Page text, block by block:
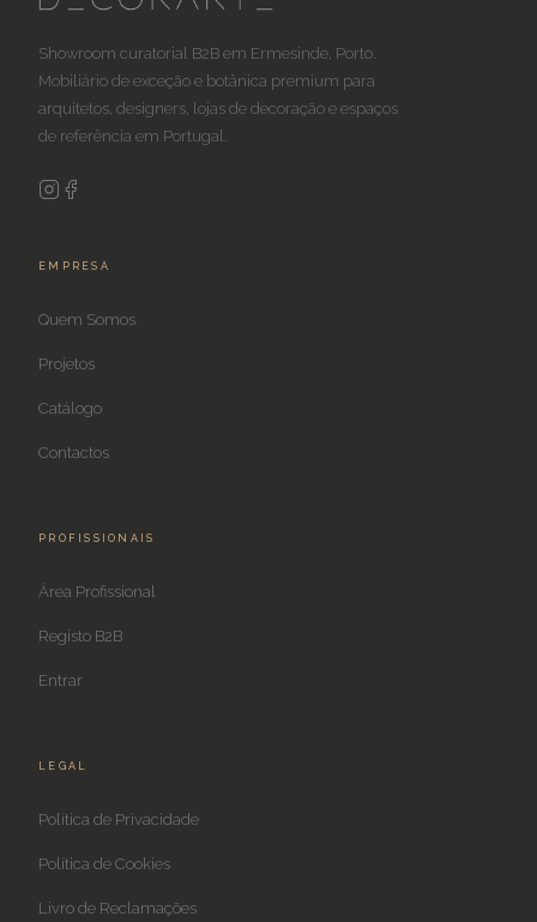
Showroom curatorial B2B em Ermesinde, Porto.
Mobiliário de exceção e botânica premium para
arquitetos, designers, lojas de decoração e espaços
de referência em Portugal.
EMPRESA
Quem Somos
Projetos
Catálogo
Contactos
PROFISSIONAIS
Área Profissional
Registo B2B
Entrar
LEGAL
Política de Privacidade
Política de Cookies
Livro de Reclamações